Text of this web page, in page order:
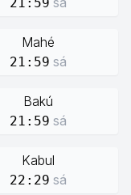
Mahé
21:59 sá
Bakú
21:59 sá
Kabul
22:29 sá